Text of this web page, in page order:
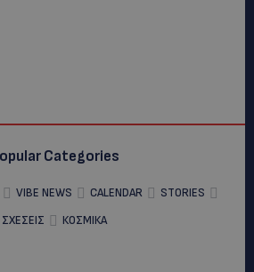
Categories
VIBE NEWS CALENDAR
STORIES
ΣΧΕΣΕΙΣ
ΚΟΣΜΙΚΑ